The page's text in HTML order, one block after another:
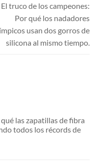
El truco de los campeones:
Por qué los nadadores
usan dos gorros de
silicona al mismo tiempo.
las zapatillas de fibra
todos los récords de